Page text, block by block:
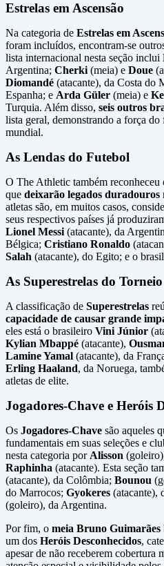
Estrelas em Ascensão
Na categoria de Estrelas em
foram incluídos, encontram-se
lista internacional nesta seção inclui
Argentina; Cherki (meia) e Doue
Diomandé (atacante), da Costa do
Espanha; e Arda Güler (meia) e
Turquia. Além disso, seis outros
lista geral, demonstrando a força
mundial.
As Lendas do Futebol
O The Athletic também reconheceu
que deixarão legados duradouros
atletas são, em muitos casos,
seus respectivos países já
Lionel Messi (atacante), da
Bélgica; Cristiano Ronaldo
Salah (atacante), do Egito; e o
As Superestrelas do Torneio
A classificação de Superestrelas
capacidade de causar grande
eles está o brasileiro Vini Júnior
Kylian Mbappé (atacante),
Lamine Yamal (atacante), da
Erling Haaland, da Noruega,
atletas de elite.
Jogadores-Chave e Heróis
Os Jogadores-Chave são aqueles
fundamentais em suas seleções e
nesta categoria por Alisson
Raphinha (atacante). Esta seção
(atacante), da Colômbia; Bounou
do Marrocos; Gyokeres (atacante),
(goleiro), da Argentina.
Por fim, o meia Bruno Guimarães
um dos Heróis Desconhecidos,
apesar de não receberem cobertura